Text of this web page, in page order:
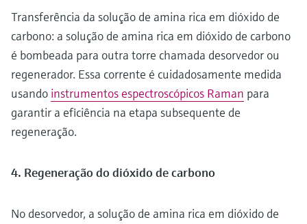
Transferência da solução de amina rica em dióxido de
carbono: a solução de amina rica em dióxido de carbono
é bombeada para outra torre chamada desorvedor ou
regenerador. Essa corrente é cuidadosamente medida
usando instrumentos espectroscópicos Raman para
garantir a eficiência na etapa subsequente de
regeneração.
4. Regeneração do dióxido de carbono
No desorvedor, a solução de amina rica em dióxido de